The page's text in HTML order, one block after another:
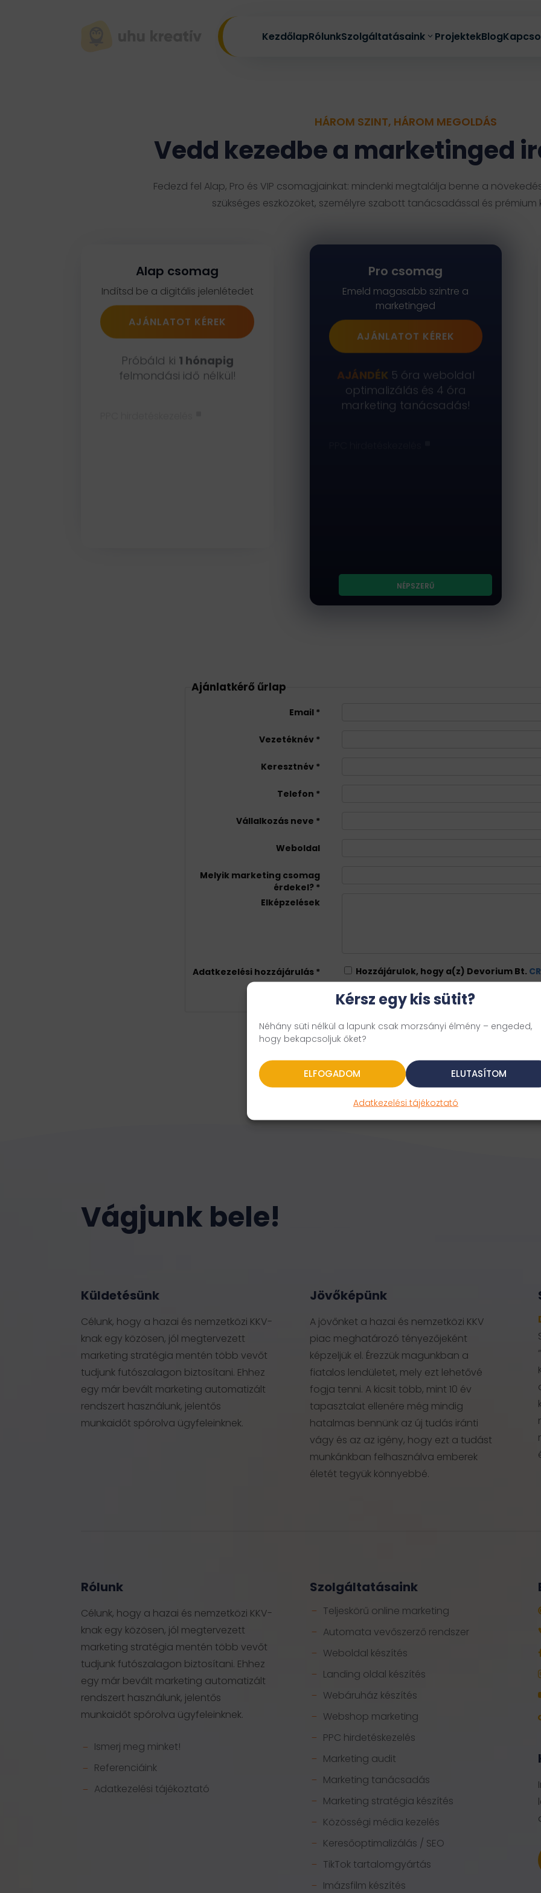
Kérsz egy kis sütit?
Néhány süti nélkül a lapunk csak morzsányi élmény – engeded,
hogy bekapcsoljuk őket?
ELFOGADOM ELUTASÍTOM
Adatkezelési tájékoztató
KezdőlapRólunkSzolgáltatásaink
Teljeskörű online marketing
Automata vevőszerző rendszer
Hirdetéskezelés
Közösségi média kezelés
Keresőoptimalizálás / SEO
SEO Audit
Marketing tanácsadás
Webshop marketing Népszerű
Marketing audit
ProjektekBlog
HÁROM SZINT, HÁROM MEGOLDÁS
Vedd kezedbe a marketinged
Fedezd fel Alap, Pro és VIP csomagjainkat: mindenki megtalálja benne a
szükséges eszközöket, személyre szabott tanácsadással és prémium
Alap csomag
Indítsd be a digitális jelenlétedet
AJÁNLATOT KÉREK
Próbáld ki 1 hónapig
felmondási idő nélkül!
Pro csomag
Emeld magasabb szintre a
marketinged
AJÁNLATOT KÉREK
AJÁNDÉK 5 óra weboldal
optimalizálás és 4 óra
marketing tanácsadás!
NÉPSZERŰ
Ajánlatkérő űrlap
Email
Vezetéknév
Keresztnév
Telefon
Vállalkozás neve
Weboldal
Melyik marketing csomag
érdekel?
Elképzelések
Adatkezelési hozzájárulás Hozzájárulok, hogy a(z) Devorium Bt.
Vágjunk bele!
Küldetésünk
Célunk, hogy a hazai és nemzetközi KKV-
knak egy közösen, jól megtervezett
marketing stratégia mentén több vevőt
tudjunk futószalagon biztosítani. Ehhez
egy már bevált marketing automatizált
rendszert használunk, jelentős
munkaidőt spórolva ügyfeleinknek.
Jövőképünk
A jövőnket a hazai és nemzetközi KKV
piac meghatározó tényezőjeként
képzeljük el. Érezzük magunkban a
fiatalos lendületet, mely ezt lehetővé
fogja tenni. A kicsit több, mint 10 év
tapasztalat ellenére még mindig
hatalmas bennünk az új tudás iránti
vágy és az az igény, hogy ezt a tudást
munkánkban felhasználva emberek
életét tegyük könnyebbé.
Rólunk
Célunk, hogy a hazai és nemzetközi KKV-
knak egy közösen, jól megtervezett
marketing stratégia mentén több vevőt
tudjunk futószalagon biztosítani. Ehhez
egy már bevált marketing automatizált
rendszert használunk, jelentős
munkaidőt spórolva ügyfeleinknek.
K Ismerj meg minket!
K Referenciáink
K Adatkezelési tájékoztató
Szolgáltatásaink
K Teljeskörű online marketing
K Automata vevőszerző rendszer
K Weboldal készítés
K Landing oldal készítés
K Webáruház készítés
K Webshop marketing
K PPC hirdetéskezelés
K Marketing audit
K Marketing tanácsadás
K Marketing stratégia készítés
K Közösségi média kezelés
K Keresőoptimalizálás / SEO
K TikTok tartalomgyártás
K Imázsfilm készítés